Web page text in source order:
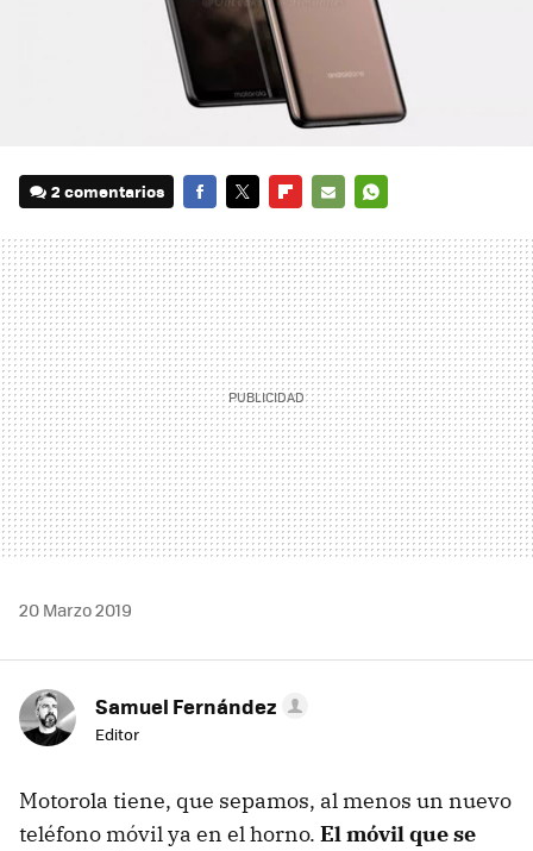
2 comentarios
MAIL
20 Marzo 2019
Samuel Fernández
Editor
Motorola tiene, que sepamos, al menos un nuevo
teléfono móvil ya en el horno. El móvil que se